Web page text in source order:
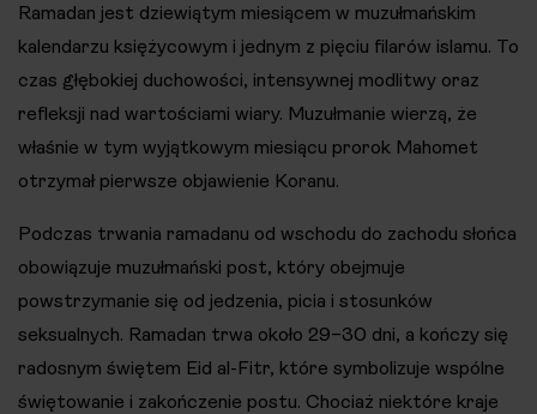
Ramadan jest dziewiątym miesiącem w muzułmańskim
kalendarzu księżycowym i jednym z pięciu filarów islamu. To
czas głębokiej duchowości, intensywnej modlitwy oraz
refleksji nad wartościami wiary. Muzułmanie wierzą, że
właśnie w tym wyjątkowym miesiącu prorok Mahomet
otrzymał pierwsze objawienie Koranu.
Podczas trwania ramadanu od wschodu do zachodu słońca
obowiązuje muzułmański post, który obejmuje
powstrzymanie się od jedzenia, picia i stosunków
seksualnych. Ramadan trwa około 29–30 dni, a kończy się
radosnym świętem Eid al-Fitr, które symbolizuje wspólne
świętowanie i zakończenie postu. Chociaż niektóre kraje